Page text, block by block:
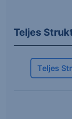
Teljes
Teljes